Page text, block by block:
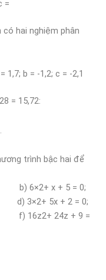
=
hai nghiệm phân
1,7; b = -1,2; c = -2,1
= 15,72:
trình bậc hai để
x + 5 = 0;
5x + 2 = 0;
24z + 9 =